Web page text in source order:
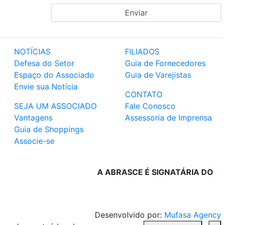
NOTÍCIAS
Defesa do Setor
Espaço do Associado
Envie sua Notícia
SEJA UM ASSOCIADO
Vantagens
Guia de Shoppings
Associe-se
FILIADOS
Guia de Fornecedores
Guia de Varejistas
CONTATO
Fale Conosco
Assessoria de Imprensa
A ABRASCE É SIGNATÁRIA DO
Desenvolvido por: Mufasa Agency